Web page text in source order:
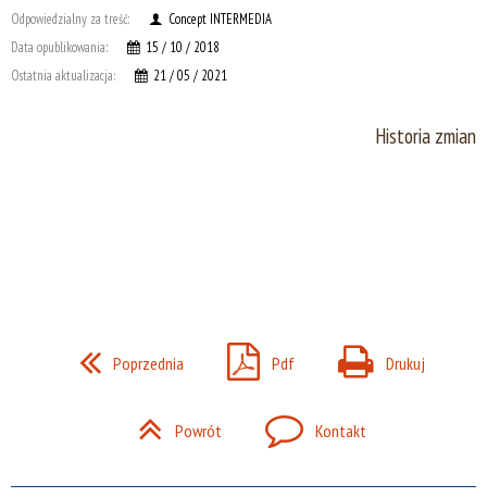
Odpowiedzialny za treść:
Concept INTERMEDIA
Data opublikowania:
15 / 10 / 2018
Ostatnia aktualizacja:
21 / 05 / 2021
Historia zmian
Poprzednia Pdf Drukuj
Powrót Kontakt